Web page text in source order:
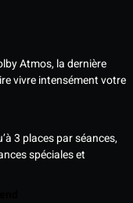
Atmos, la dernière
vivre intensément votre
3 places par séances,
spéciales et